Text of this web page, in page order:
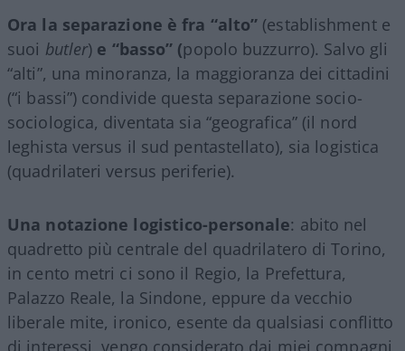
Ora la separazione è fra “alto” (establishment e
suoi butler) e “basso” (popolo buzzurro). Salvo gli
“alti”, una minoranza, la maggioranza dei cittadini
(“i bassi”) condivide questa separazione socio-
sociologica, diventata sia “geografica” (il nord
leghista versus il sud pentastellato), sia logistica
(quadrilateri versus periferie).
Una notazione logistico-personale: abito nel
quadretto più centrale del quadrilatero di Torino,
in cento metri ci sono il Regio, la Prefettura,
Palazzo Reale, la Sindone, eppure da vecchio
liberale mite, ironico, esente da qualsiasi conflitto
di interessi, vengo considerato dai miei compagni